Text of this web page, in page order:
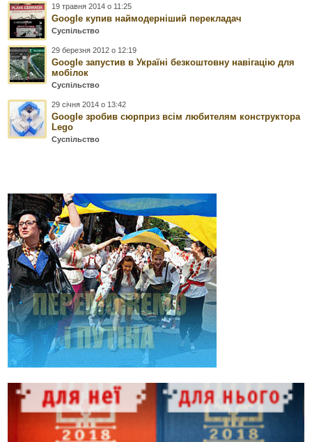
19 травня 2014 о 11:25
Google купив наймодерніший перекладач
Суспільство
29 березня 2012 о 12:19
Google запустив в Україні безкоштовну навігацію для
мобілок
Суспільство
29 січня 2014 о 13:42
Google зробив сюрприз всім любителям конструктора
Lego
Суспільство